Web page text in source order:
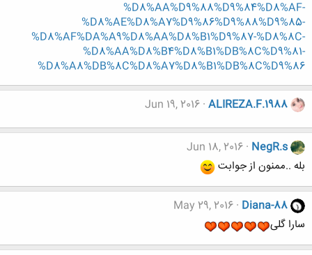
%D8%AA%D9%88%D9%84%D8%AF-
%D8%AE%D8%A7%D9%86%D9%88%D9%85-
%D8%AF%DA%A9%D8%AA%D8%B1%D9%87-%D8%8C-
%D8%AA%D8%B4%D8%B1%DB%8C%D9%81-
%D8%A8%DB%8C%D8%A7%D8%B1%DB%8C%D9%86
ALIREZA.F.1988
Jun 19, 2016
NegR.s
Jun 18, 2016
بله ..ممنون از جوابت
Diana-88
May 29, 2016
سارا گلی